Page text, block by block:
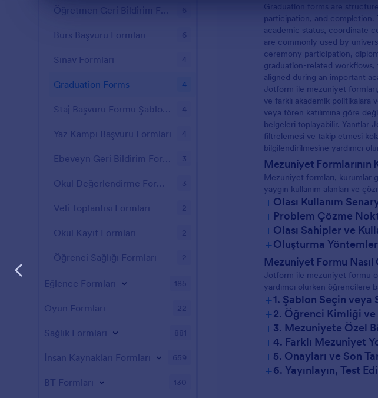
Graduation forms are
participation, and
academic status, coordinate
are commonly used by
ceremony participation,
graduation-related
aligned during an important
Jotform ile mezuniyet
ve farklı akademik politikalara
veya tören katılımına göre
belgeleri toplayabilir. Yanıtlar
filtrelemesi ve takip etmesi
bilgilendirilmesine yardımcı
Mezuniyet Formlarının
Mezuniyet formları, kurumlar
yaygın kullanım alanları ve
+Olası Kullanım
+Problem Çözme
+Olası Sahipler ve
+Oluşturma
Mezuniyet Formu
Jotform ile mezuniyet formu
yardımcı olurken öğrencilere
+1. Şablon Seçin veya
+2. Öğrenci Kimliği ve
+3. Mezuniyete Özel
+4. Farklı Mezuniyet
+5. Onayları ve Son
+6. Yayınlayın, Test
Burs Başvuru Formları 6
Sınav Formları 4
Graduation Forms 4
Staj Başvuru Formu Şablonları 4
Yaz Kampı Başvuru Formları 4
Ebeveyn Geri Bildirim Formları 3
Okul Değerlendirme Formları 3
Veli Toplantısı Formları 2
Okul Kayıt Formları 2
Öğrenci Sağlığı Formları 2
Eğlence Formları 185
Oyun Formları 22
Sağlık Formları 881
İnsan Kaynakları Formları 659
BT Formları 130